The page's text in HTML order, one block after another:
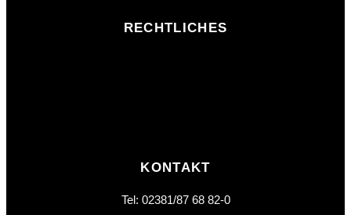
RECHTLICHES
KONTAKT
Tel: 02381/87 68 82-0